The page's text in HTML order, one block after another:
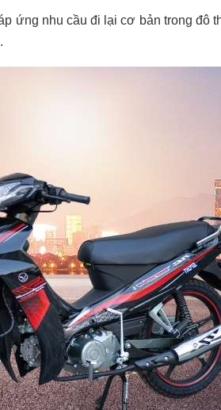
ứng nhu cầu đi lại cơ bản trong đô